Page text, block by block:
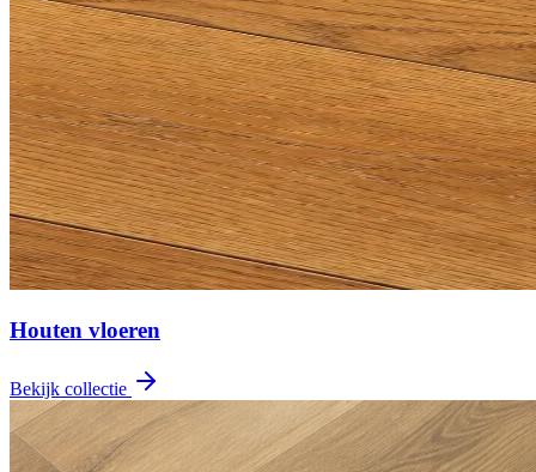
Houten vloeren
Bekijk collectie